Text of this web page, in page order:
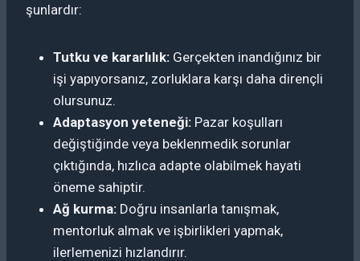
şunlardır:
Tutku ve kararlılık: Gerçekten inandığınız bir
işi yapıyorsanız, zorluklara karşı daha dirençli
olursunuz.
Adaptasyon yeteneği: Pazar koşulları
değiştiğinde veya beklenmedik sorunlar
çıktığında, hızlıca adapte olabilmek hayati
öneme sahiptir.
Ağ kurma: Doğru insanlarla tanışmak,
mentorluk almak ve işbirlikleri yapmak,
ilerlemenizi hızlandırır.